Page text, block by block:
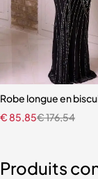
en maille
Robe longue en
€176,54
€ 85,85
Produits